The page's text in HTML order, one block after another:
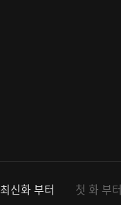
최신화 부터 첫 화 부터